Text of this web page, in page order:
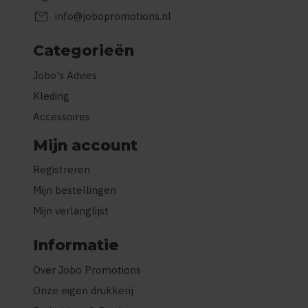
mail info@jobopromotions.nl
Categorieën
Jobo's Advies
Kleding
Accessoires
Mijn account
Registreren
Mijn bestellingen
Mijn verlanglijst
Informatie
Over Jobo Promotions
Onze eigen drukkerij